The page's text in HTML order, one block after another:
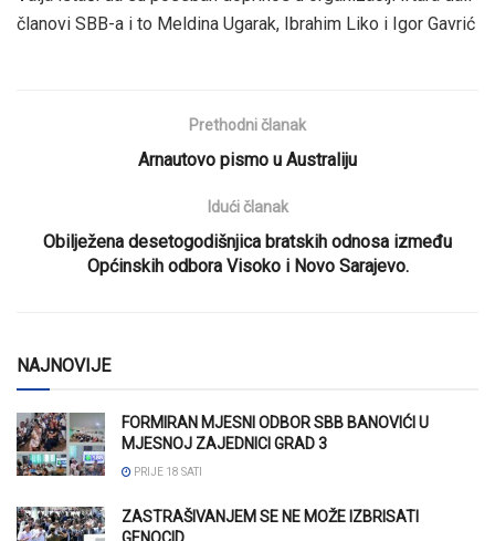
članovi SBB-a i to Meldina Ugarak, Ibrahim Liko i Igor Gavrić
Prethodni članak
Arnautovo pismo u Australiju
Idući članak
Obilježena desetogodišnjica bratskih odnosa između
Općinskih odbora Visoko i Novo Sarajevo.
NAJNOVIJE
FORMIRAN MJESNI ODBOR SBB BANOVIĆI U
MJESNOJ ZAJEDNICI GRAD 3
PRIJE 18 SATI
ZASTRAŠIVANJEM SE NE MOŽE IZBRISATI
GENOCID